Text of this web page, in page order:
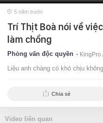
5 năm trước
Trí Thịt Boà nói về
làm chồng
Phỏng vấn độc quyền KingPro
Liệu anh chàng có khó chịu
Chia sẻ
Video liên quan